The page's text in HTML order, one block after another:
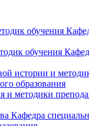
обучения
обучения
истории и
образования
и методики
Кафедра